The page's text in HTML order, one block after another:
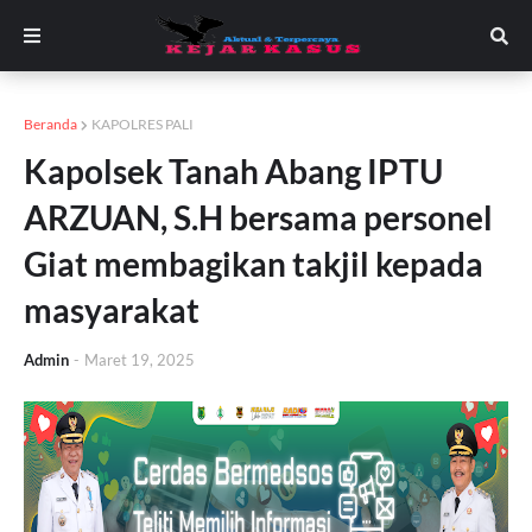
Beranda KAPOLRES PALI
Kapolsek Tanah Abang IPTU
ARZUAN, S.H bersama personel
Giat membagikan takjil kepada
masyarakat
Admin - Maret 19, 2025